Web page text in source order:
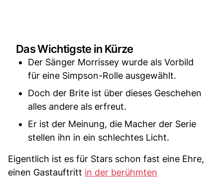
Das Wichtigste in Kürze
Der Sänger Morrissey wurde als Vorbild
für eine Simpson-Rolle ausgewählt.
Doch der Brite ist über dieses Geschehen
alles andere als erfreut.
Er ist der Meinung, die Macher der Serie
stellen ihn in ein schlechtes Licht.
Eigentlich ist es für Stars schon fast eine Ehre,
einen Gastauftritt in der berühmten